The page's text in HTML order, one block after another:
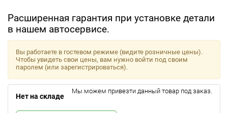
Расширенная гарантия при установке детали
в нашем автосервисе.
Вы работаете в гостевом режиме (видите розничные цены).
Чтобы увидеть свои цены, вам нужно войти под своим
паролем (или зарегистрироваться).
Нет на складе
Мы можем привезти данный товар под заказ.